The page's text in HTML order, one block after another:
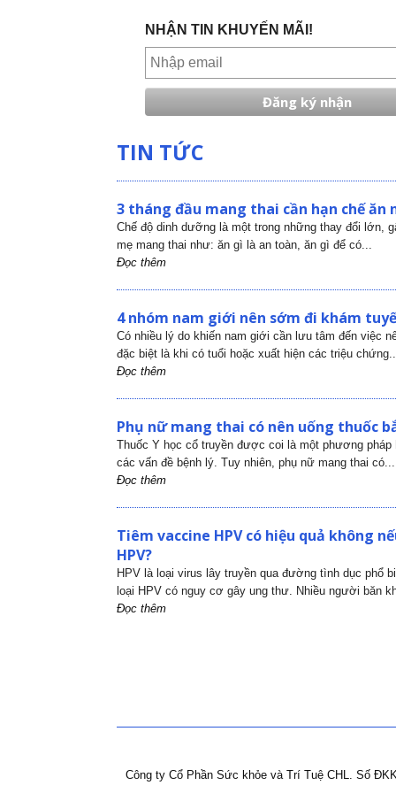
NHẬN TIN KHUYẾN MÃI!
TIN TỨC
3 tháng đầu mang thai cần hạn chế ăn
Chế độ dinh dưỡng là một trong những thay đổi lớn,
mẹ mang thai như: ăn gì là an toàn, ăn gì để có...
Đọc thêm
4 nhóm nam giới nên sớm đi khám
Có nhiều lý do khiến nam giới cần lưu tâm đến việc
đặc biệt là khi có tuổi hoặc xuất hiện các triệu chứng...
Đọc thêm
Phụ nữ mang thai có nên uống thuốc
Thuốc Y học cổ truyền được coi là một phương
các vấn đề bệnh lý. Tuy nhiên, phụ nữ mang thai có...
Đọc thêm
Tiêm vaccine HPV có hiệu quả không
HPV?
HPV là loại virus lây truyền qua đường tình dục phổ
loại HPV có nguy cơ gây ung thư. Nhiều người băn
Đọc thêm
Công ty Cổ Phần Sức khỏe và Trí Tuệ CHL. Số